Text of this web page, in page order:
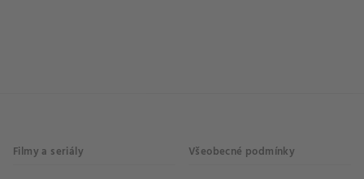
Filmy a seriály Všeobecné podmínky